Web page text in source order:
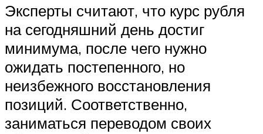
Эксперты считают, что курс рубля
на сегодняшний день достиг
минимума, после чего нужно
ожидать постепенного, но
неизбежного восстановления
позиций. Соответственно,
заниматься переводом своих